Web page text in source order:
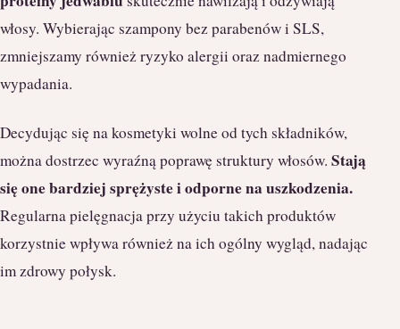
włosy. Wybierając szampony bez parabenów i SLS,
zmniejszamy również ryzyko alergii oraz nadmiernego
wypadania.
Decydując się na kosmetyki wolne od tych składników,
można dostrzec wyraźną poprawę struktury włosów. Stają
się one bardziej sprężyste i odporne na uszkodzenia.
Regularna pielęgnacja przy użyciu takich produktów
korzystnie wpływa również na ich ogólny wygląd, nadając
im zdrowy połysk.